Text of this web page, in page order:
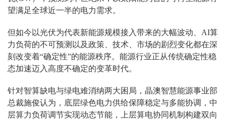
望满足全球近一半的电力需求。
但如今以光伏为代表新能源规模接入带来的大幅波动、AI算
力负荷的不可预测以及政策、技术、市场的剧烈变化都在深
刻改变着“确定性”的能源秩序。能源行业正从传统确定性稳
态加速迈入高度不确定的变革时代。
针对智算缺电与绿电难消纳两大困局，晶澳智慧能源事业部
总裁施俊认为，底层绿色电力供给保障稳定与多能协调，中
层算力负荷调节实现动态节能，上层算电协同机制构建双向